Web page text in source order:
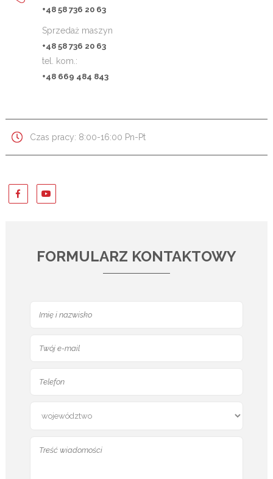
+48 58 736 20 63
Sprzedaż maszyn
+48 58 736 20 63
tel. kom.:
+48 669 484 843
Czas pracy: 8:00-16:00 Pn-Pt
FORMULARZ KONTAKTOWY